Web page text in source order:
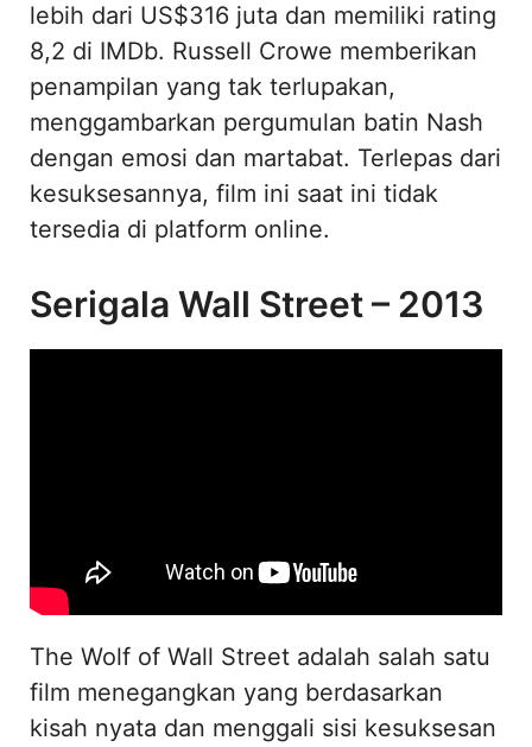
lebih dari US$316 juta dan memiliki rating
8,2 di IMDb. Russell Crowe memberikan
penampilan yang tak terlupakan,
menggambarkan pergumulan batin Nash
dengan emosi dan martabat. Terlepas dari
kesuksesannya, film ini saat ini tidak
tersedia di platform online.
Serigala Wall Street – 2013
The Wolf of Wall Street adalah salah satu
film menegangkan yang berdasarkan
kisah nyata dan menggali sisi kesuksesan